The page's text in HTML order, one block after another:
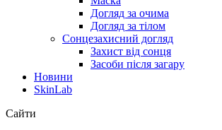
Догляд за очима
Догляд за тілом
Сонцезахисний догляд
Захист від сонця
Засоби після загару
Новини
SkinLab
Сайти